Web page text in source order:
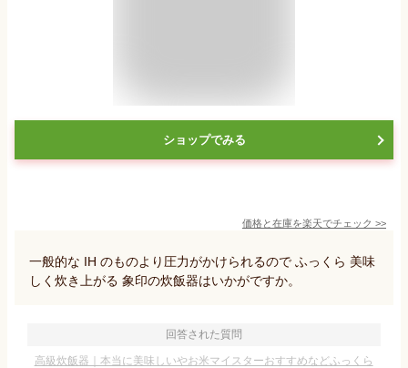
ショップでみる
価格と在庫を楽天でチェック >>
一般的な IH のものより圧力がかけられるので ふっくら 美味
しく炊き上がる 象印の炊飯器はいかがですか。
回答された質問
高級炊飯器｜本当に美味しいやお米マイスターおすすめなどふっくら